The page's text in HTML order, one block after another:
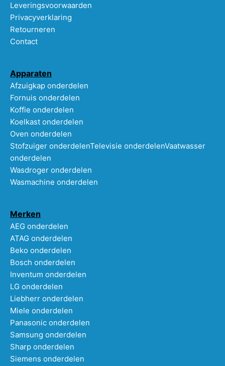
Leveringsvoorwaarden
Privacyverklaring
Retourneren
Contact
Apparaten
Afzuigkap onderdelen
Fornuis onderdelen
Koffie onderdelen
Koelkast onderdelen
Oven onderdelen
Stofzuiger onderdelenTelevisie onderdelenVaatwasser
onderdelen
Wasdroger onderdelen
Wasmachine onderdelen
Merken
AEG onderdelen
ATAG onderdelen
Beko onderdelen
Bosch onderdelen
Inventum onderdelen
LG onderdelen
Liebherr onderdelen
Miele onderdelen
Panasonic onderdelen
Samsung onderdelen
Sharp onderdelen
Siemens onderdelen